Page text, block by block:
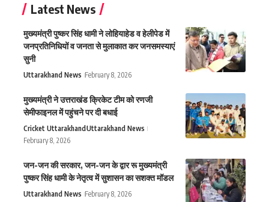
Latest News
मुख्यमंत्री पुष्कर सिंह धामी ने लोहियाहेड व हेलीपेड में
जनप्रतिनिधियों व जनता से मुलाकात कर जनसमस्याएं
सुनी
Uttarakhand News February 8, 2026
मुख्यमंत्री ने उत्तराखंड क्रिकेट टीम को रणजी
सेमीफाइनल में पहुंचने पर दी बधाई
Cricket UttarakhandUttarakhand News
February 8, 2026
जन-जन की सरकार, जन-जन के द्वार रू मुख्यमंत्री
पुष्कर सिंह धामी के नेतृत्व में सुशासन का सशक्त मॉडल
Uttarakhand News February 8, 2026